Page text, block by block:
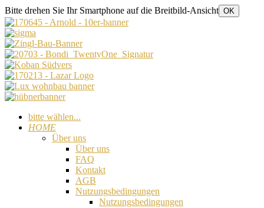
Bitte drehen Sie Ihr Smartphone auf die Breitbild-Ansicht OK
bitte wählen...
HOME
Über uns
Über uns
FAQ
Kontakt
AGB
Nutzungsbedingungen
Nutzungsbedingungen